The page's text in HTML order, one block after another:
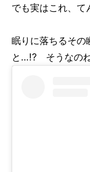
でも実はこれ、て
眠りに落ちるその
と…!? そうなの